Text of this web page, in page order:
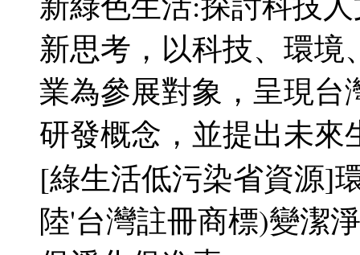
新思考，以科技、環
業為參展對象，呈現台
研發概念，並提出未來
[綠生活低污染省資源]
陸'台灣註冊商標)變潔